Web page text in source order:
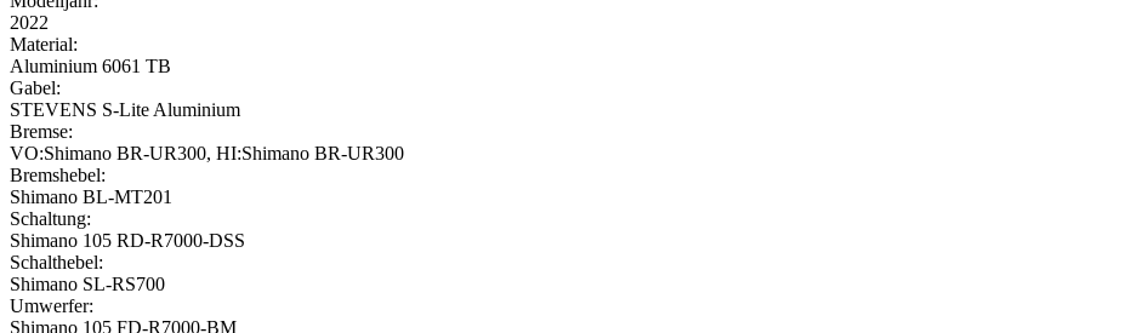
2022
Material:
Aluminium 6061 TB
Gabel:
STEVENS S-Lite Aluminium
Bremse:
VO:Shimano BR-UR300, HI:Shimano BR-UR300
Bremshebel:
Shimano BL-MT201
Schaltung:
Shimano 105 RD-R7000-DSS
Schalthebel:
Shimano SL-RS700
Umwerfer:
Shimano 105 FD-R7000-BM